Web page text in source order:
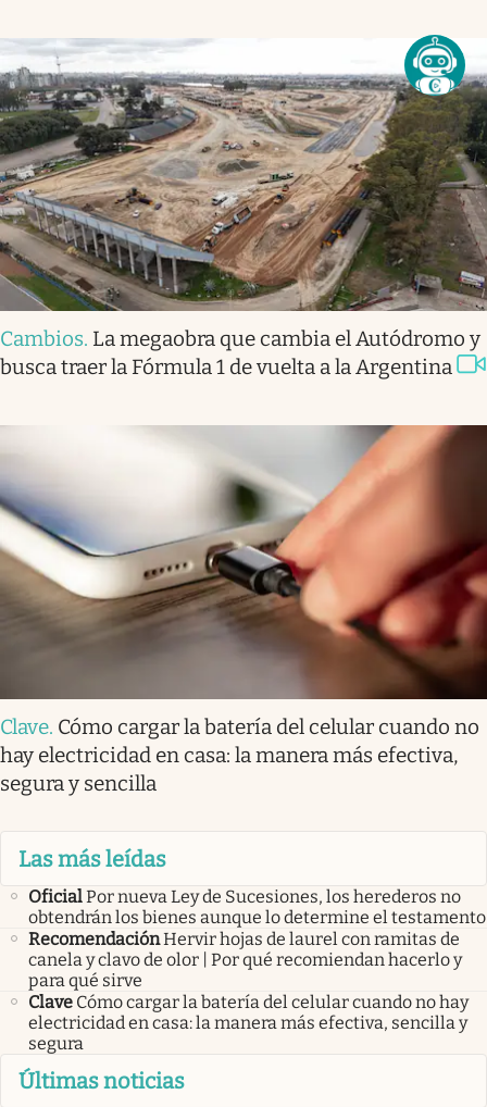
Cambios. La megaobra que cambia el Autódromo y
busca traer la Fórmula 1 de vuelta a la Argentina
Clave. Cómo cargar la batería del celular cuando no
hay electricidad en casa: la manera más efectiva,
segura y sencilla
Las más leídas
OficialPor nueva Ley de Sucesiones, los herederos no
obtendrán los bienes aunque lo determine el testamento
RecomendaciónHervir hojas de laurel con ramitas de
canela y clavo de olor | Por qué recomiendan hacerlo y
para qué sirve
Clave Cómo cargar la batería del celular cuando no hay
electricidad en casa: la manera más efectiva, sencilla y
segura
Últimas noticias